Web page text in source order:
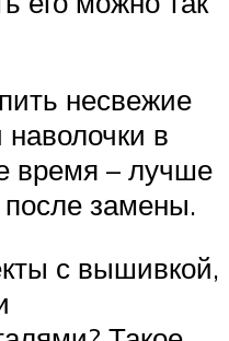
несвежие
в
время – лучше
после замены.
с вышивкой,